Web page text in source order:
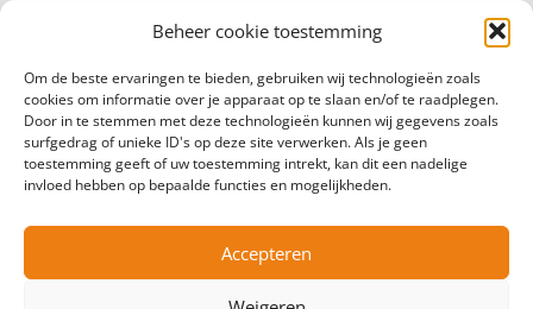
Beheer cookie toestemming
Om de beste ervaringen te bieden, gebruiken wij technologieën zoals
cookies om informatie over je apparaat op te slaan en/of te raadplegen.
Door in te stemmen met deze technologieën kunnen wij gegevens zoals
surfgedrag of unieke ID's op deze site verwerken. Als je geen
toestemming geeft of uw toestemming intrekt, kan dit een nadelige
invloed hebben op bepaalde functies en mogelijkheden.
Accepteren
088 625 96 00
Productie | Magazijn
Nieuw Loosdrechtsedijk 40
1231 KZ Loosdrecht
Magazijn:
088 625 96 60
Algemeen:
088 625 96 00
VELDHUIZEN TRUCKS B.V. ZWOLLE
Productie
8028 PL Zwolle
088 625 96 00